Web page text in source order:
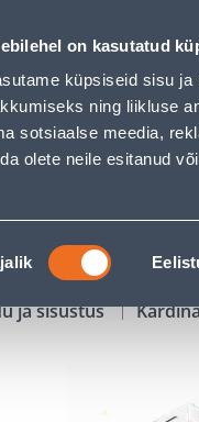
on kasutatud
küpsiseid sisu
ning liikluse
sotsiaalse meedia,
olete neile esitanud
(01) - Bauhof has
KAMPAANIAD
ja sisustus